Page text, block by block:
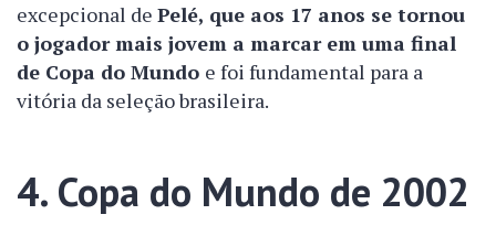
excepcional de Pelé, que aos 17 anos se tornou
o jogador mais jovem a marcar em uma final
de Copa do Mundo e foi fundamental para a
vitória da seleção brasileira.
4. Copa do Mundo de 2002